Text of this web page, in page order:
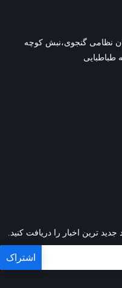
نظامی گنجوی،نبش کوچه
ترین اخبار را دریافت کنید.